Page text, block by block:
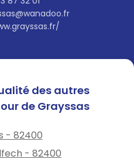
des autres
de Grayssas
- 82400
- 82400